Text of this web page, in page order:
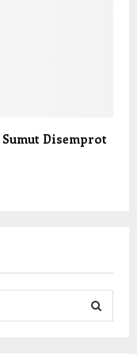
Disemprot